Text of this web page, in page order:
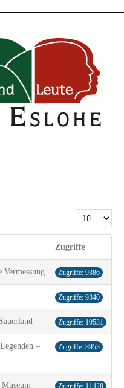
Anzeige #
Zugriffe
Zugriffe: 9386
Zugriffe: 9340
Zugriffe: 10531
–
Zugriffe: 8953
Zugriffe: 11428